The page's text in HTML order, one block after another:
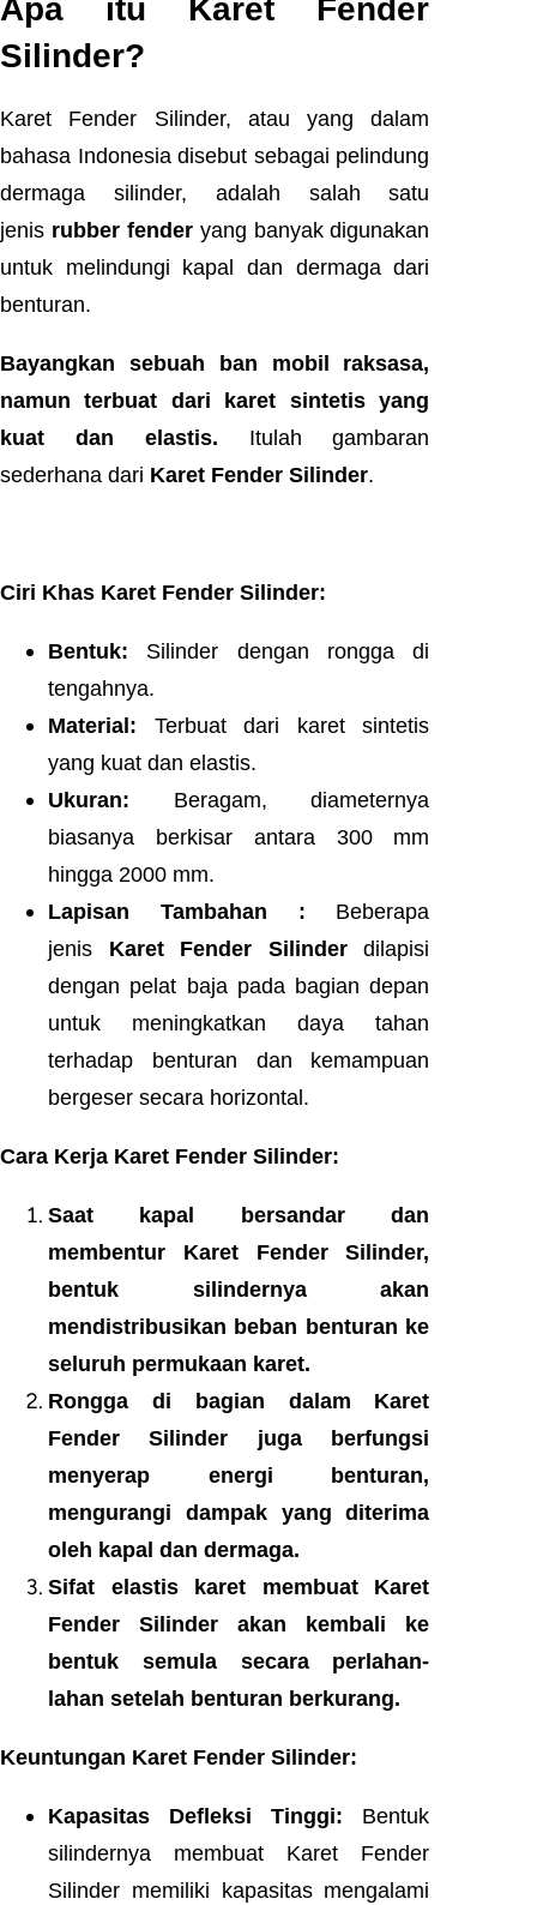
Apa itu Karet Fender
Silinder?
Karet Fender Silinder, atau yang dalam
bahasa Indonesia disebut sebagai pelindung
dermaga silinder, adalah salah satu
jenis rubber fenderyang banyak digunakan
untuk melindungi kapal dan dermaga dari
benturan.
Bayangkan sebuah ban mobil raksasa,
namun terbuat dari karet sintetis yang
kuat dan elastis. Itulah gambaran
sederhana dari Karet Fender Silinder.
Ciri Khas Karet Fender Silinder:
Bentuk: Silinder dengan rongga di
tengahnya.
Material: Terbuat dari karet sintetis
yang kuat dan elastis.
Ukuran: Beragam, diameternya
biasanya berkisar antara 300 mm
hingga 2000 mm.
Lapisan Tambahan : Beberapa
jenis Karet Fender Silinderdilapisi
dengan pelat baja pada bagian depan
untuk meningkatkan daya tahan
terhadap benturan dan kemampuan
bergeser secara horizontal.
Cara Kerja Karet Fender Silinder:
Saat kapal bersandar dan
membentur Karet Fender Silinder,
bentuk silindernya akan
mendistribusikan beban benturan ke
seluruh permukaan karet.
Rongga di bagian dalam Karet
Fender Silinder juga berfungsi
menyerap energi benturan,
mengurangi dampak yang diterima
oleh kapal dan dermaga.
Sifat elastis karet membuat Karet
Fender Silinder akan kembali ke
bentuk semula secara perlahan-
lahan setelah benturan berkurang.
Keuntungan Karet Fender Silinder:
Kapasitas Defleksi Tinggi: Bentuk
silindernya membuat Karet Fender
Silinder memiliki kapasitas mengalami